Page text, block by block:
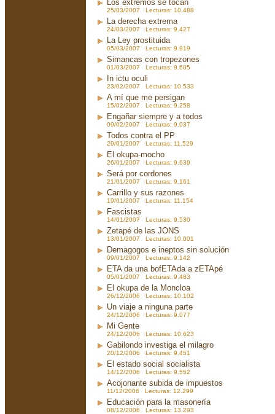
Los extremos se tocan
25/03/2007 Lecturas: 10.488
La derecha extrema
24/03/2007 Lecturas: 9.427
La Ley prostituida
05/03/2007 Lecturas: 9.919
Simancas con tropezones
01/03/2007 Lecturas: 9.605
In ictu oculi
23/02/2007 Lecturas: 10.533
A mí que me persigan
15/02/2007 Lecturas: 9.258
Engañar siempre y a todos
09/02/2007 Lecturas: 9.037
Todos contra el PP
29/01/2007 Lecturas: 11.529
El okupa-mocho
26/01/2007 Lecturas: 9.639
Será por cordones
21/01/2007 Lecturas: 9.161
Carrillo y sus razones
19/01/2007 Lecturas: 11.154
Fascistas
14/01/2007 Lecturas: 9.530
Zetapé de las JONS
13/01/2007 Lecturas: 10.001
Demagogos e ineptos sin solución
09/01/2007 Lecturas: 9.142
ETA da una bofETAda a zETApé
05/01/2007 Lecturas: 9.483
El okupa de la Moncloa
26/12/2006 Lecturas: 10.102
Un viaje a ninguna parte
24/12/2006 Lecturas: 9.077
Mi Gente
24/12/2006 Lecturas: 10.623
Gabilondo investiga el milagro
20/12/2006 Lecturas: 9.451
El estado social socialista
14/12/2006 Lecturas: 9.552
Acojonante subida de impuestos
11/12/2006 Lecturas: 12.299
Educación para la masonería
08/12/2006 Lecturas: 13.293